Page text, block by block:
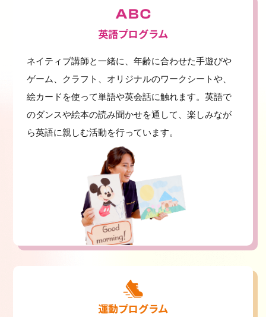
英語プログラム
ネイティブ講師と一緒に、年齢に合わせた手遊びや
ゲーム、クラフト、オリジナルのワークシートや、
絵カードを使って単語や英会話に触れます。英語で
のダンスや絵本の読み聞かせを通して、楽しみなが
ら英語に親しむ活動を行っています。
運動プログラム